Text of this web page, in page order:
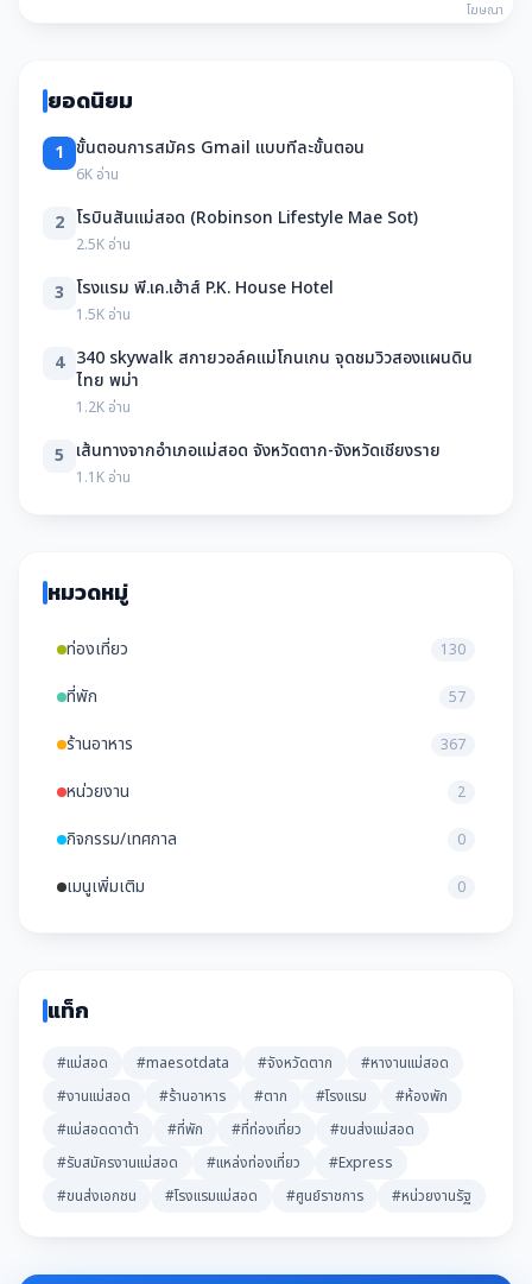
โฆษณา
ยอดนิยม
1 ขั้นตอนการสมัคร Gmail แบบทีละขั้นตอน
6K อ่าน
2 โรบินสันแม่สอด (Robinson Lifestyle Mae Sot)
2.5K อ่าน
3 โรงแรม พี.เค.เฮ้าส์ P.K. House Hotel
1.5K อ่าน
4 340 skywalk สกายวอล์คแม่โกนเกน จุดชมวิวสองแผนดิน
ไทย พม่า
1.2K อ่าน
5 เส้นทางจากอำเภอแม่สอด จังหวัดตาก-จังหวัดเชียงราย
1.1K อ่าน
หมวดหมู่
ท่องเที่ยว 130
ที่พัก 57
ร้านอาหาร 367
หน่วยงาน 2
กิจกรรม/เทศกาล 0
เมนูเพิ่มเติม 0
แท็ก
#แม่สอด #maesotdata #จังหวัดตาก
#หางานแม่สอด
#งานแม่สอด
#ร้านอาหาร #ตาก #โรงแรม
#ห้องพัก
#แม่สอดดาต้า
#ที่พัก #ที่ท่องเที่ยว
#ขนส่งแม่สอด
#รับสมัครงานแม่สอด
#แหล่งท่องเที่ยว
#Express
#ขนส่งเอกชน
#โรงแรมแม่สอด #ศูนย์ราชการ #หน่วยงานรัฐ